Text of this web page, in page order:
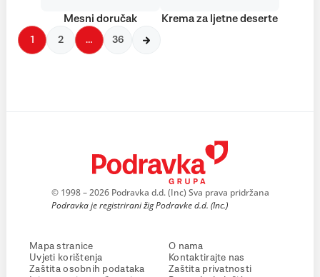
Mesni doručak Krema za ljetne deserte
1 2 … 36
© 1998 – 2026 Podravka d.d. (Inc) Sva prava pridržana
Podravka je registrirani žig Podravke d.d. (Inc.)
Mapa stranice
Uvjeti korištenja
Zaštita osobnih podataka
O nama
Kontaktirajte nas
Zaštita privatnosti